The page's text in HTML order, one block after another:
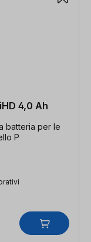
4,0 Ah
batteria per le
P